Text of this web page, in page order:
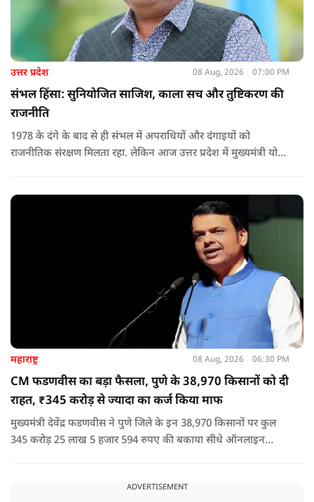
उत्तर प्रदेश 08 Aug, 2026 07:00 PM
संभल हिंसा: सुनियोजित साजिश, काला सच और तुष्टिकरण की
राजनीति
1978 के दंगे के बाद से ही संभल में अपराधियों और दंगाइयों को
राजनीतिक संरक्षण मिलता रहा. लेकिन आज उत्तर प्रदेश में मुख्यमंत्री योगी
नेता या सांसद क्यों न हो, यदि वह राज्य की शांति और सुरक्षा से खिलवाड़
महाराष्ट्र 08 Aug, 2026 06:30 PM
CM फडणवीस का बड़ा फैसला, पुणे के 38,970 किसानों को दी
राहत, ₹345 करोड़ से ज्यादा का कर्ज किया माफ
मुख्यमंत्री देवेंद्र फडणवीस ने पुणे जिले के इन 38,970 किसानों पर कुल
345 करोड़ 25 लाख 5 हजार 594 रुपए की बकाया सीधे ऑनलाइन
ADVERTISEMENT